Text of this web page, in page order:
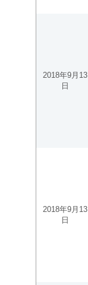
2018年9月13
日
2018年9月13
日